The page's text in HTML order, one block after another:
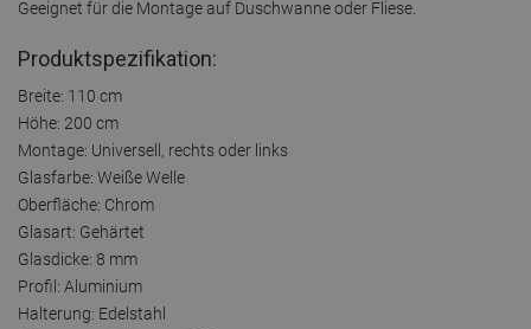
Geeignet für die Montage auf Duschwanne oder Fliese.
Produktspezifikation:
Breite: 110 cm
Höhe: 200 cm
Montage: Universell, rechts oder links
Glasfarbe: Weiße Welle
Oberfläche: Chrom
Glasart: Gehärtet
Glasdicke: 8 mm
Profil: Aluminium
Halterung: Edelstahl